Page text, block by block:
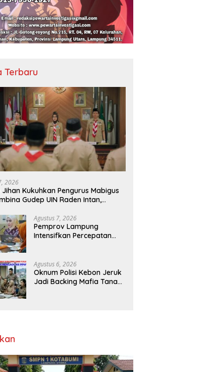
Terbaru
2026
Kukuhkan Pengurus Mabigus
Gudep UIN Raden Intan,
Muda
Agustus 7, 2026
Pemprov Lampung
Intensifkan Percepatan
Tanggamus
Agustus 6, 2026
Oknum Polisi Kebon Jeruk
Jadi Backing Mafia Tanah